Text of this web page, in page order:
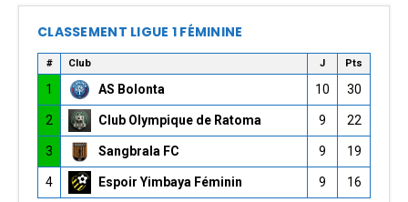
CLASSEMENT LIGUE 1 FÉMININE
# Club J Pts
1 AS Bolonta 10 30
2 Club Olympique de Ratoma 9 22
3 Sangbrala FC 9 19
4 Espoir Yimbaya Féminin 9 16